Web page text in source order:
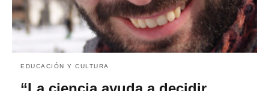
EDUCACIÓN Y CULTURA